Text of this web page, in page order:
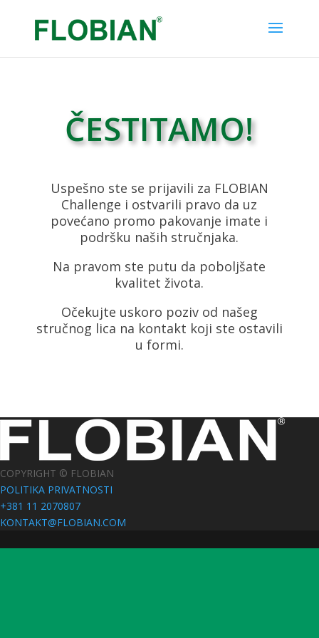
ČESTITAMO!
Uspešno ste se prijavili za FLOBIAN
Challenge i ostvarili pravo da uz
povećano promo pakovanje imate i
podršku naših stručnjaka.
Na pravom ste putu da poboljšate
kvalitet života.
Očekujte uskoro poziv od našeg
stručnog lica na kontakt koji ste ostavili
u formi.
COPYRIGHT © FLOBIAN
POLITIKA PRIVATNOSTI
+381 11 2070807
KONTAKT@FLOBIAN.COM